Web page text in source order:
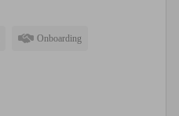
Onboarding